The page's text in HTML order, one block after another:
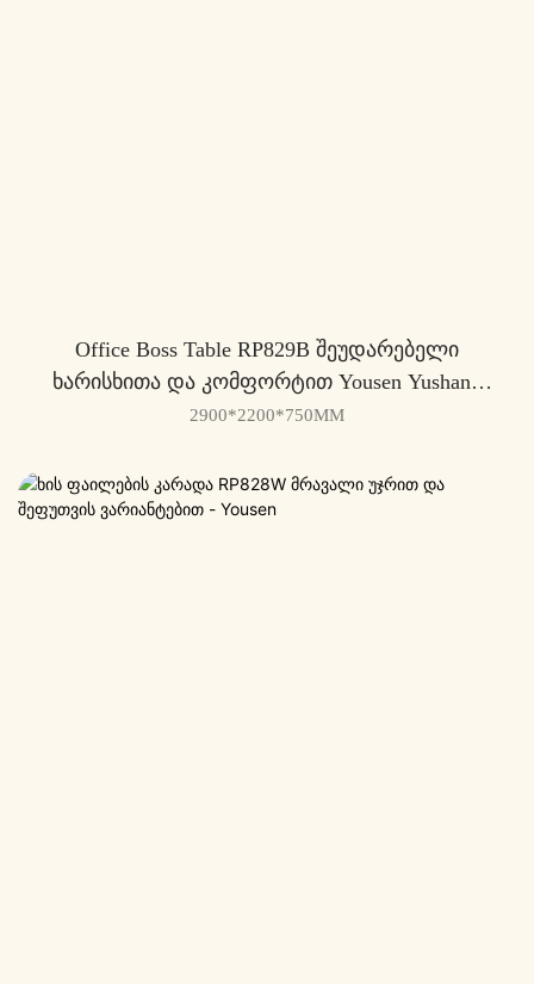
Office Boss Table RP829B Შეუდარებელი
Ხარისხითა Და Კომფორტით Yousen Yushang
Boss Table-Ის Სერიისგან
2900*2200*750MM